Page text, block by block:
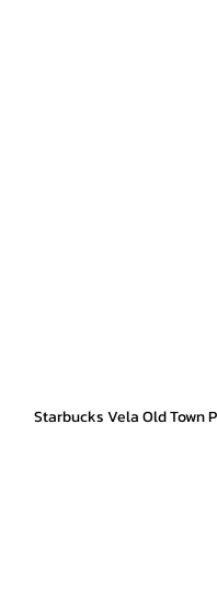
Starbucks Vela Old Town